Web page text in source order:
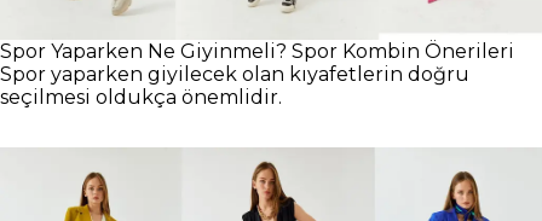
Spor Yaparken Ne Giyinmeli? Spor Kombin Önerileri
Spor yaparken giyilecek olan kıyafetlerin doğru
seçilmesi oldukça önemlidir.